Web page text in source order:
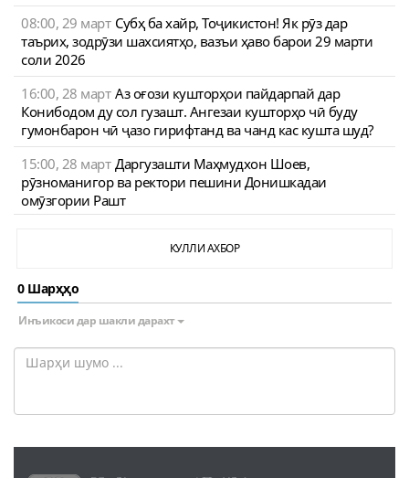
08:00, 29 март Субҳ ба хайр, Тоҷикистон! Як рӯз дар
таърих, зодрӯзи шахсиятҳо, вазъи ҳаво барои 29 марти
соли 2026
16:00, 28 март Аз оғози кушторҳои пайдарпай дар
Конибодом ду сол гузашт. Ангезаи кушторҳо чӣ буду
гумонбарон чӣ ҷазо гирифтанд ва чанд кас кушта шуд?
15:00, 28 март Даргузашти Маҳмудхон Шоев,
рӯзноманигор ва ректори пешини Донишкадаи
омӯзгории Рашт
КУЛЛИ АХБОР
0 Шарҳҳо
Инъикоси дар шакли дарахт